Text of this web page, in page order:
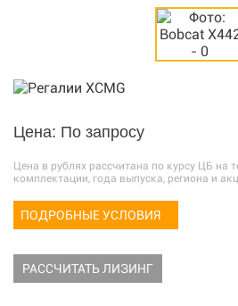
Цена: По запросу
Цена в рублях рассчитана по курсу ЦБ на
комплектации, года выпуска, региона и
ПОДРОБНЫЕ УСЛОВИЯ
РАССЧИТАТЬ ЛИЗИНГ